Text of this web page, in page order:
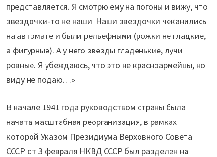
представляется. Я смотрю ему на погоны и вижу, что
звездочки-то не наши. Наши звездочки чеканились
на автомате и были рельефными (рожки не гладкие,
а фигурные). А у него звезды гладенькие, лучи
ровные. Я убеждаюсь, что это не красноармейцы, но
виду не подаю…»
В начале 1941 года руководством страны была
начата масштабная реорганизация, в рамках
которой Указом Президиума Верховного Совета
СССР от 3 февраля НКВД СССР был разделен на